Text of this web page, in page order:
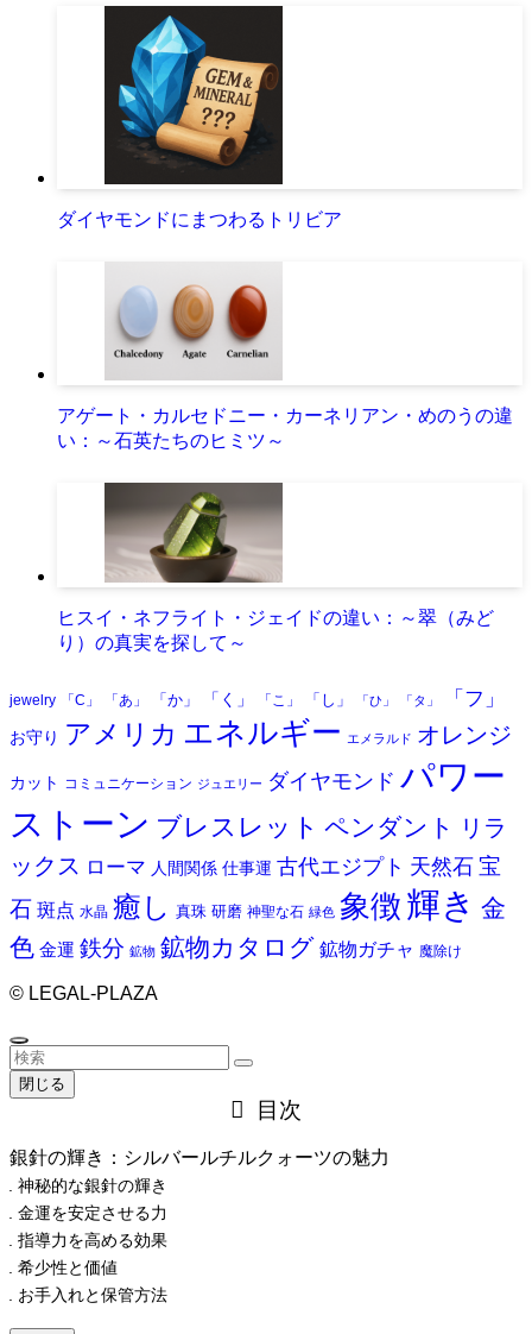
ダイヤモンドにまつわるトリビア
アゲート・カルセドニー・カーネリアン・めのうの違
い：～石英たちのヒミツ～
ヒスイ・ネフライト・ジェイドの違い：～翠（みど
り）の真実を探して～
jewelry 「C」 「あ」 「か」 「く」 「こ」 「し」 「ひ」 「タ」 「フ」
お守り アメリカ エネルギー エメラルド オレンジ
カット コミュニケーション ジュエリー ダイヤモンド パワー
ストーン ブレスレット ペンダント
リラ
ックス ローマ 人間関係 仕事運 古代エジプト 天然石 宝
石 斑点 水晶 癒し 真珠 研磨 神聖な石 緑色 象徴 輝き 金
色 金運 鉄分 鉱物 鉱物カタログ 鉱物ガチャ 魔除け
© LEGAL-PLAZA
閉じる
目次
銀針の輝き：シルバールチルクォーツの魅力
神秘的な銀針の輝き
金運を安定させる力
指導力を高める効果
希少性と価値
お手入れと保管方法